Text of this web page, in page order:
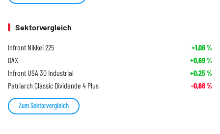
Sektorvergleich
Infront Nikkei 225 +1,08%
DAX +0,69%
Infront USA 30 Industrial +0,25%
Patriarch Classic Dividende 4 Plus -0,68%
Zum Sektorvergleich